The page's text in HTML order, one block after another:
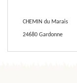
CHEMIN du Marais
24680 Gardonne